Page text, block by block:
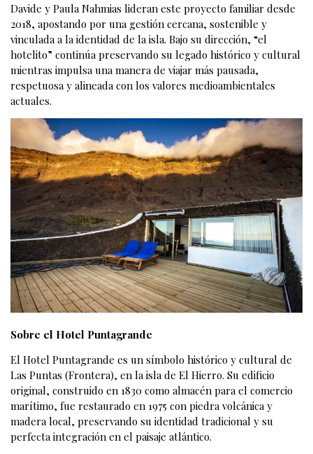
Davide y Paula Nahmias lideran este proyecto familiar desde
2018, apostando por una gestión cercana, sostenible y
vinculada a la identidad de la isla. Bajo su dirección, “el
hotelito” continúa preservando su legado histórico y cultural
mientras impulsa una manera de viajar más pausada,
respetuosa y alineada con los valores medioambientales
actuales.
Sobre el Hotel Puntagrande
El Hotel Puntagrande es un símbolo histórico y cultural de
Las Puntas (Frontera), en la isla de El Hierro. Su edificio
original, construido en 1830 como almacén para el comercio
marítimo, fue restaurado en 1975 con piedra volcánica y
madera local, preservando su identidad tradicional y su
perfecta integración en el paisaje atlántico.